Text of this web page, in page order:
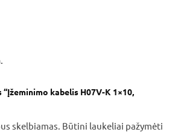
kabelis H07V-K 1×10,
skelbiamas. Būtini laukeliai pažymėti